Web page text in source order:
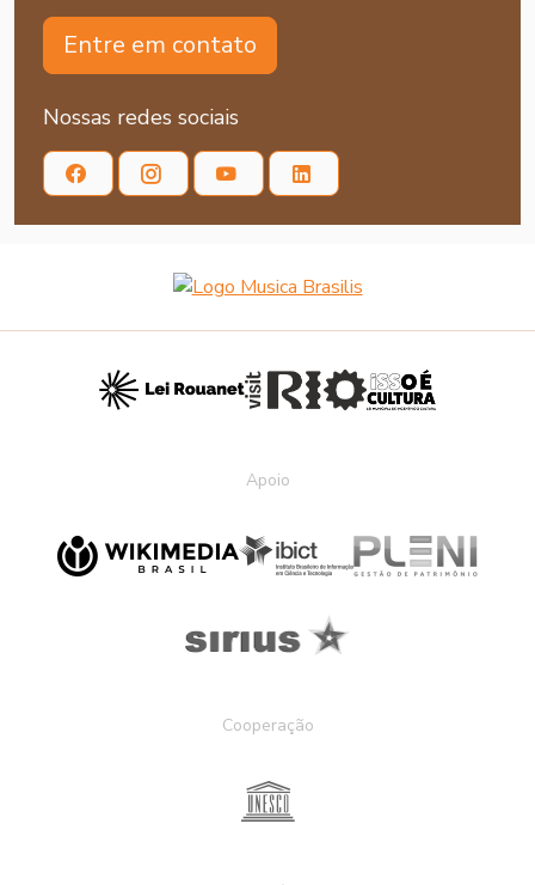
Entre em contato
Nossas redes sociais
Apoio
Cooperação